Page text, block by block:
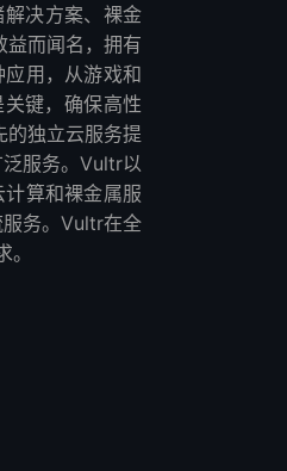
决方案、裸金
而闻名，拥有
用，从游戏和
键，确保高性
独立云服务提
服务。Vultr以
算和裸金属服
务。Vultr在全